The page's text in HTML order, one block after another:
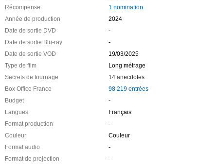
Récompense
1 nomination
Année de production
2024
Date de sortie DVD
-
Date de sortie Blu-ray
-
Date de sortie VOD
19/03/2025
Type de film
Long métrage
Secrets de tournage
14 anecdotes
Box Office France
98 219 entrées
Budget
-
Langues
Français
Format production
-
Couleur
Couleur
Format audio
-
Format de projection
-